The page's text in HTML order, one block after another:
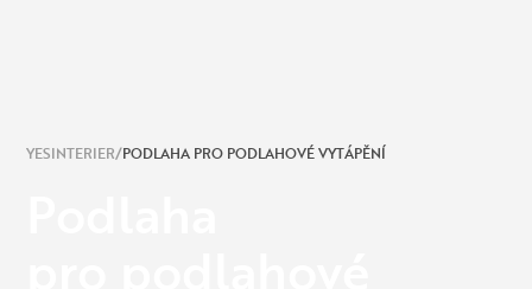
YESINTERIER PODLAHA PRO PODLAHOVÉ VYTÁPĚNÍ